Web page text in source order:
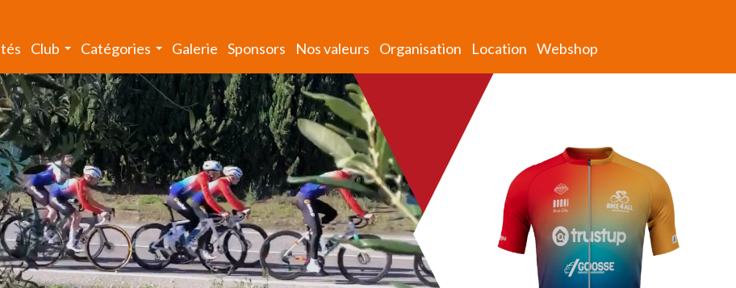
Club Catégories Galerie Sponsors Nos valeurs Organisation Location Webshop